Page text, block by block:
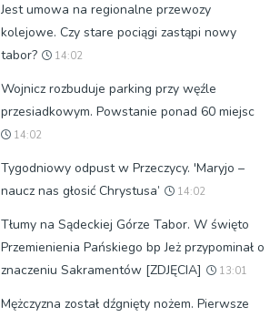
Jest umowa na regionalne przewozy
kolejowe. Czy stare pociągi zastąpi nowy
tabor?
14:02
Wojnicz rozbuduje parking przy węźle
przesiadkowym. Powstanie ponad 60 miejsc
14:02
Tygodniowy odpust w Przeczycy. 'Maryjo –
naucz nas głosić Chrystusa’
14:02
Tłumy na Sądeckiej Górze Tabor. W święto
Przemienienia Pańskiego bp Jeż przypominał o
znaczeniu Sakramentów [ZDJĘCIA]
13:01
Mężczyzna został dźgnięty nożem. Pierwsze